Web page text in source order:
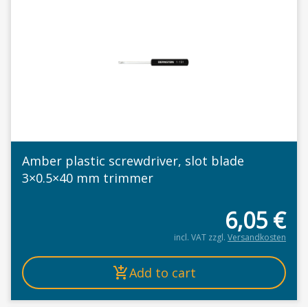
Amber plastic screwdriver, slot blade
3×0.5×40 mm trimmer
6,05 €
incl. VAT zzgl. Versandkosten
Add to cart